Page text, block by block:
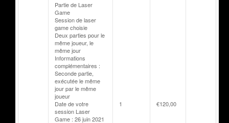
Partie de Laser
Game
Session de laser
game choisie
Deux parties pour le
même joueur, le
même jour
Informations
complémentaires :
Seconde partie,
exécutée le même
jour par le même
joueur
Date de votre
session Laser
Game : 26 juin 2021
1 €120,00